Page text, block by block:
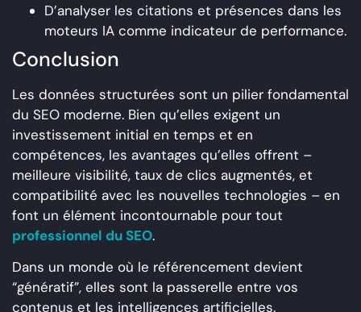
D’analyser les citations et présences dans les
moteurs IA comme indicateur de performance.
Conclusion
Les données structurées sont un pilier fondamental
du SEO moderne. Bien qu’elles exigent un
investissement initial en temps et en
compétences, les avantages qu’elles offrent –
meilleure visibilité, taux de clics augmentés, et
compatibilité avec les nouvelles technologies – en
font un élément incontournable pour tout
professionnel du SEO.
Dans un monde où le référencement devient
“génératif”, elles sont la passerelle entre vos
contenus et les intelligences artificielles.